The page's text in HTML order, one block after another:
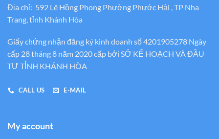
Địa chỉ: 592 Lê Hồng Phong Phường Phước Hải , TP Nha
Trang, tỉnh Khánh Hòa
Giấy chứng nhận đăng ký kinh doanh số 4201905278 Ngày
cấp 28 tháng 8 năm 2020 cấp bới SỞ KẾ HOẠCH VÀ ĐẦU
TƯ TỈNH KHÁNH HÒA
CALL US E-MAIL
My account